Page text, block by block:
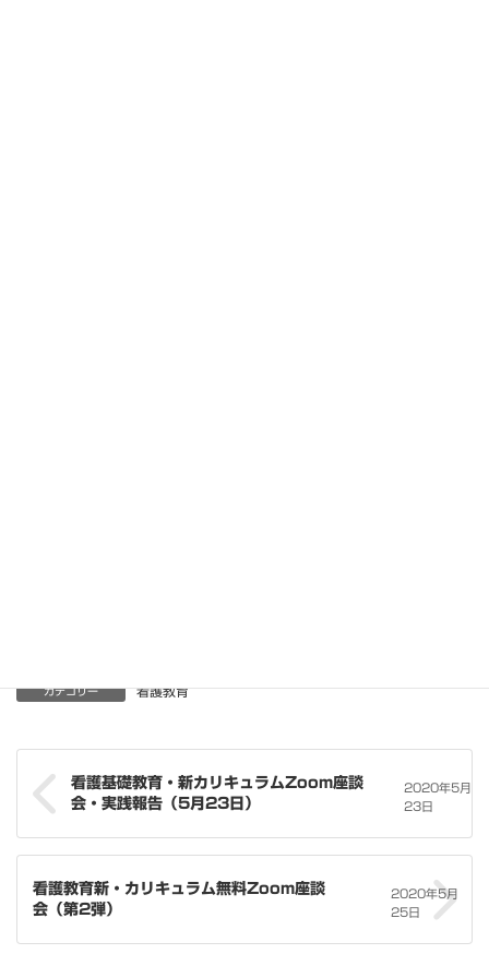
カテゴリー 看護教育
看護基礎教育・新カリキュラムZoom座談
会・実践報告（5月23日）
2020年5月
23日
看護教育新・カリキュラム無料Zoom座談
会（第2弾）
2020年5月
25日